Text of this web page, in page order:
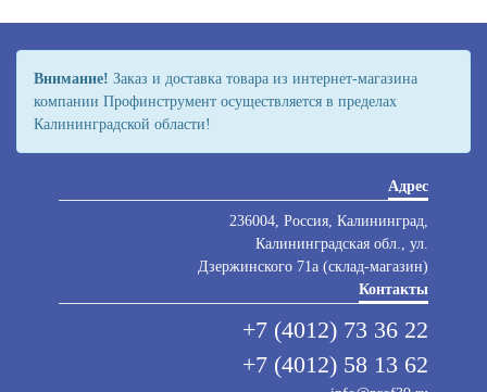
Внимание! Заказ и доставка товара из интернет-магазина
компании Профинструмент осуществляется в пределах
Калининградской области!
Адрес
236004, Россия, Калининград,
Калининградская обл., ул.
Дзержинского 71а (склад-магазин)
Контакты
+7 (4012) 73 36 22
+7 (4012) 58 13 62